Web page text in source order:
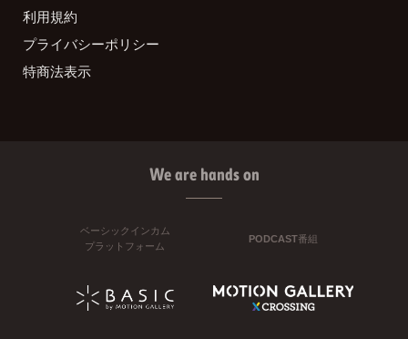
利用規約
プライバシーポリシー
特商法表示
We are hands on
ベーシックインカム
プラットフォーム
PODCAST番組